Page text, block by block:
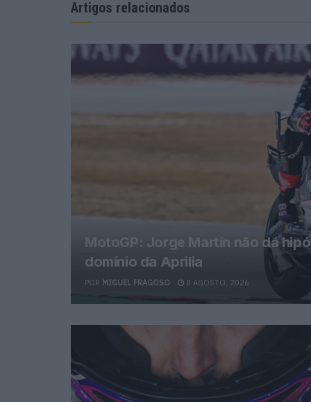
Artigos relacionados
MotoGP: Jorge Martín não dá
domínio da Aprilia
POR MIGUEL FRAGOSO 8 AGOSTO, 2026